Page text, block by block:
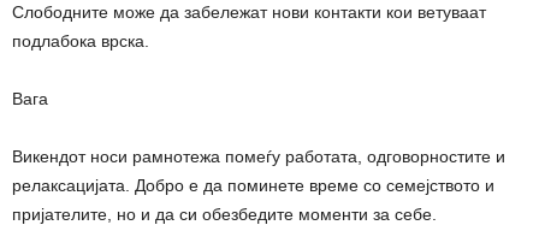
Слободните може да забележат нови контакти кои ветуваат
подлабока врска.
Вага
Викендот носи рамнотежа помеѓу работата, одговорностите и
релаксацијата. Добро е да поминете време со семејството и
пријателите, но и да си обезбедите моменти за себе.